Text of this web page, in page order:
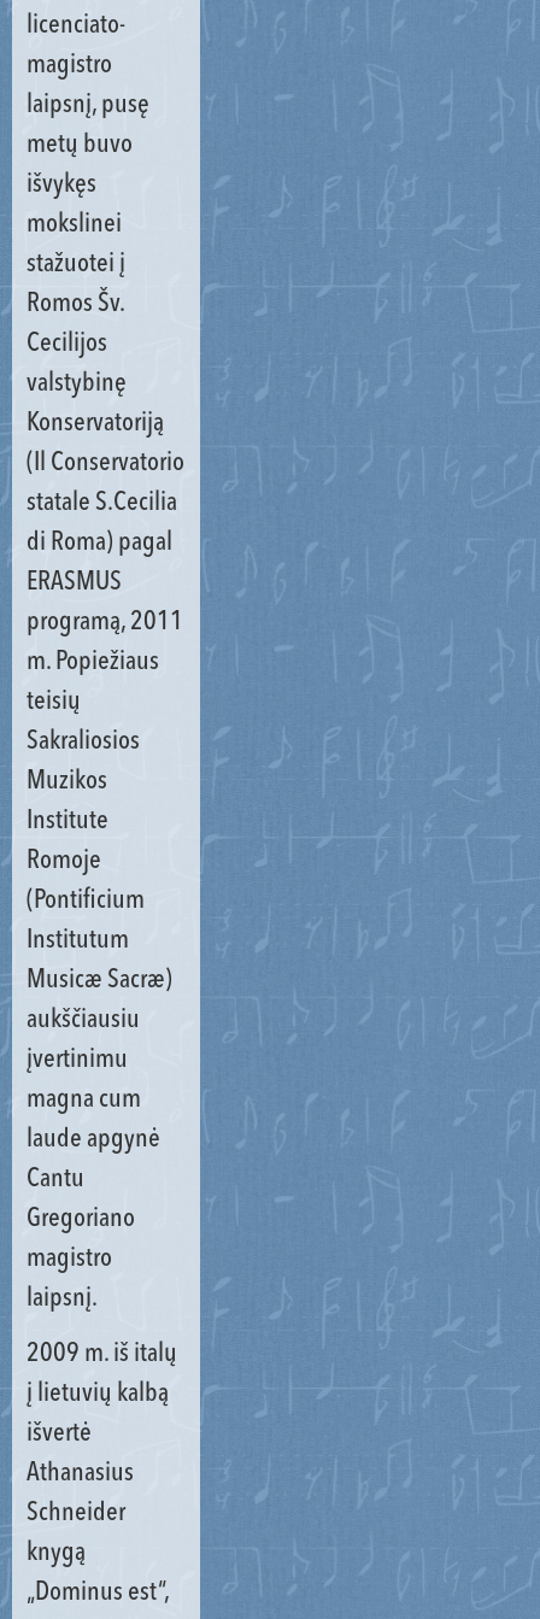
licenciato-
magistro
laipsnį, pusę
metų buvo
išvykęs
mokslinei
stažuotei į
Romos Šv.
Cecilijos
valstybinę
Konservatoriją
(Il Conservatorio
statale S.Cecilia
di Roma) pagal
ERASMUS
programą, 2011
m. Popiežiaus
teisių
Sakraliosios
Muzikos
Institute
Romoje
(Pontificium
Institutum
Musicæ Sacræ)
aukščiausiu
įvertinimu
magna cum
laude apgynė
Cantu
Gregoriano
magistro
laipsnį.
2009 m. iš italų
į lietuvių kalbą
išvertė
Athanasius
Schneider
knygą
„Dominus est“,